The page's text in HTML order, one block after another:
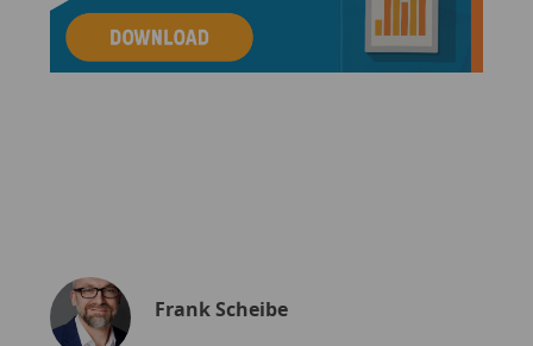
Frank Scheibe